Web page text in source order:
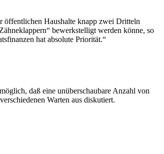
öffentlichen Haushalte knapp zwei Dritteln
bewerkstelligt werden könne, so
hat absolute Priorität.“
daß eine unüberschaubare Anzahl von
Warten aus diskutiert.